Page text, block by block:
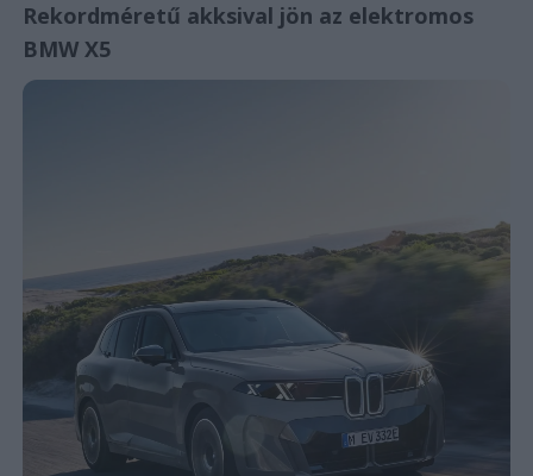
Rekordméretű akksival jön az elektromos
BMW X5